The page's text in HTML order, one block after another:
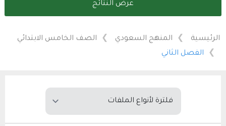
عرض النتائج
الرئيسية المنهج السعودي
الصف الخامس الابتدائي
الفصل الثاني